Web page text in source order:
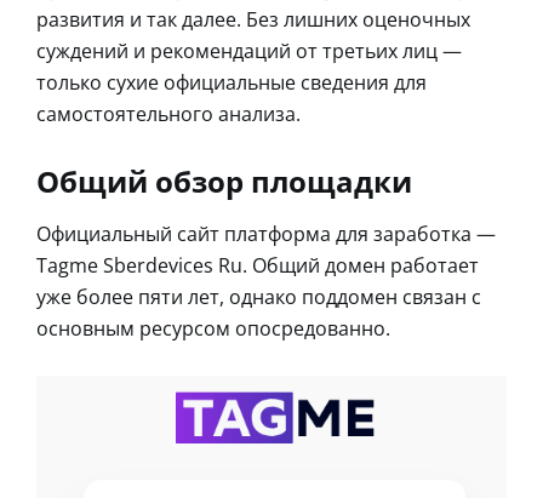
развития и так далее. Без лишних оценочных
суждений и рекомендаций от третьих лиц —
только сухие официальные сведения для
самостоятельного анализа.
Общий обзор площадки
Официальный сайт платформа для заработка —
Tagme Sberdevices Ru. Общий домен работает
уже более пяти лет, однако поддомен связан с
основным ресурсом опосредованно.